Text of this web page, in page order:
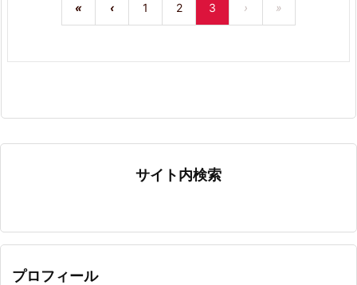
« ‹ 1 2 3 › »
サイト内検索
プロフィール